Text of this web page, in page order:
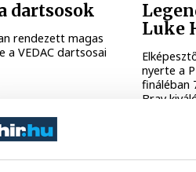
dartsosok
rendezett magas
a VEDAC dartsosai
Luke
nyerte a
fináléban
Bray